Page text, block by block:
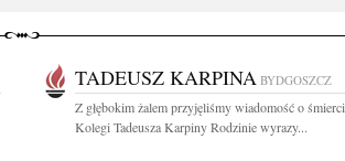
TADEUSZ KARPINA BYDGOSZCZ
Z głębokim żalem przyjęliśmy wiadomość o śmierci
Kolegi Tadeusza Karpiny Rodzinie wyrazy...